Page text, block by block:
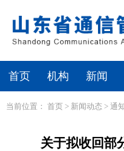
首页 机构 新闻
当前位置： 首页 > 新闻动态 > 通
关于拟收回部